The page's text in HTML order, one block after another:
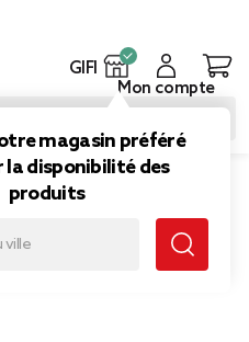
GIFI
magasin préféré
la disponibilité des
produits
Mon compte
bambou 6